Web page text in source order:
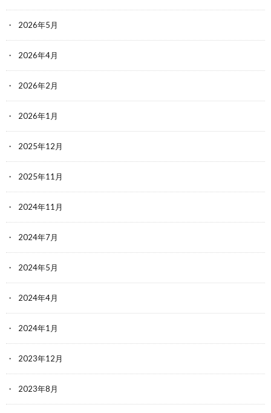
2026年5月
2026年4月
2026年2月
2026年1月
2025年12月
2025年11月
2024年11月
2024年7月
2024年5月
2024年4月
2024年1月
2023年12月
2023年8月